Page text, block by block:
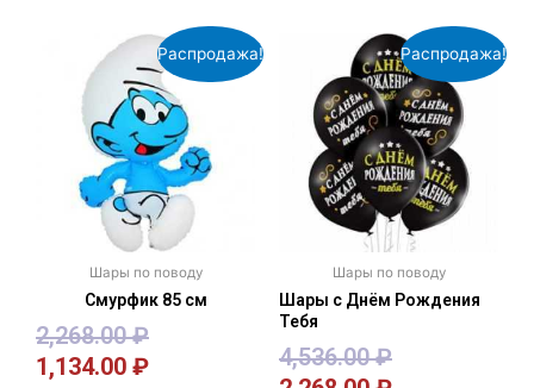
Распродажа!
Шары по поводу
Смурфик 85 см
2,268.00₽
1,134.00 ₽
Распродажа!
Шары по поводу
Шары с Днём Рождения
Тебя
4,536.00₽